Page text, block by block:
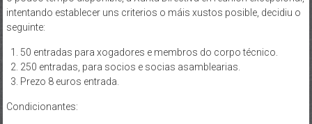
intentando establecer uns criterios o máis xustos posible, decidiu o
seguinte:
50 entradas para xogadores e membros do corpo técnico.
250 entradas, para socios e socias asamblearias.
Prezo 8 euros entrada.
Condicionantes: